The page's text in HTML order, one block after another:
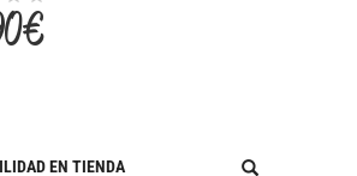
€
EN TIENDA